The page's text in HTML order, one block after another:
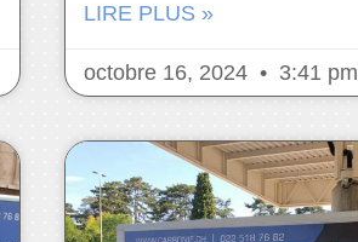
LIRE PLUS »
octobre 16, 2024 3:41 pm